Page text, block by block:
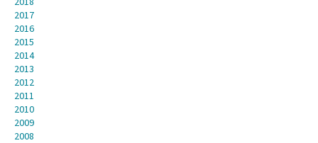
2017
2016
2015
2014
2013
2012
2011
2010
2009
2008